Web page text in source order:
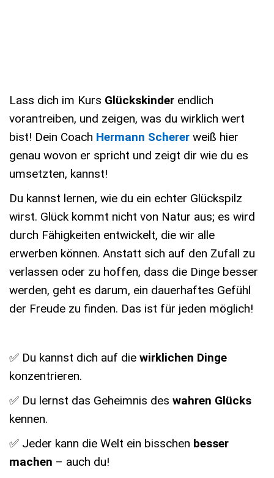
Lass dich im Kurs Glückskinder endlich
vorantreiben, und zeigen, was du wirklich wert
bist! Dein Coach Hermann Scherer weiß hier
genau wovon er spricht und zeigt dir wie du es
umsetzten, kannst!
Du kannst lernen, wie du ein echter Glückspilz
wirst. Glück kommt nicht von Natur aus; es wird
durch Fähigkeiten entwickelt, die wir alle
erwerben können. Anstatt sich auf den Zufall zu
verlassen oder zu hoffen, dass die Dinge besser
werden, geht es darum, ein dauerhaftes Gefühl
der Freude zu finden. Das ist für jeden möglich!
✅ ​Du kannst dich auf die wirklichen Dinge
konzentrieren.
✅ Du lernst das Geheimnis des wahren Glücks
kennen.
✅ ​Jeder kann die Welt ein bisschen besser
machen – auch du!